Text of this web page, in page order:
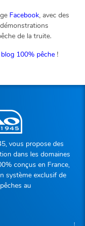
Facebook, avec des
de la truite.
blog 100% pêche !
vous propose des
dans les domaines
conçus en France,
système exclusif de
au